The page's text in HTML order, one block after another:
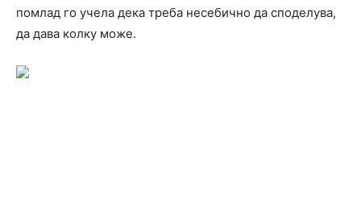
помлад го учела дека треба несебично да споделува,
да дава колку може.